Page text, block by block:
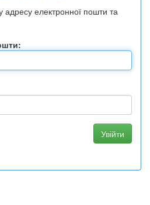
адресу електронної пошти та